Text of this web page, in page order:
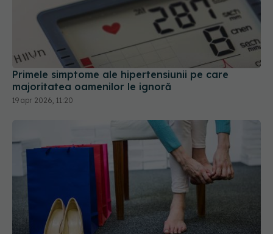
Primele simptome ale hipertensiunii pe care
majoritatea oamenilor le ignoră
19 apr 2026, 11:20
Picioarele "grele", un semnal ignorat prea des
19 feb 2026, 12:25